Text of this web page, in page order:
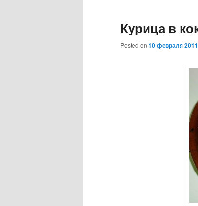
Курица в
Posted on 10 февраля 2011